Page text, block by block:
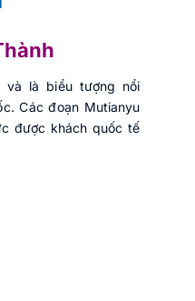
và là biểu tượng nổi
Các đoạn Mutianyu
được khách quốc tế